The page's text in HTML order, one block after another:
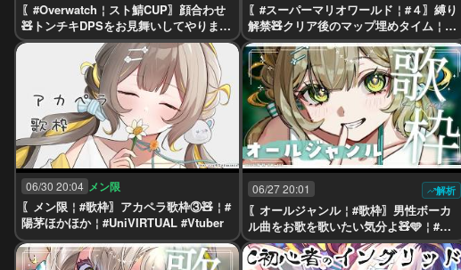
〖#Overwatch￤スト鯖CUP〗顔合わせ
🧸トンチキDPSをお見舞いしてやります
よ ￤#陽茅ほかほか￤#UniVIRTUAL #Vt
〖#スーパーマリオワールド￤#４〗縛り
解禁🧸クリア後のマップ埋めタイム￤#
陽茅ほかほか￤#UniVIRTUAL #vtuberin
donesia
06/30 20:04 メン限
〖メン限￤#歌枠〗アカペラ歌枠③🧸￤#
陽茅ほかほか￤#UniVIRTUAL #Vtuber
06/27 20:01 解析
〖オールジャンル￤#歌枠〗男性ボーカ
ル曲をお歌を歌いたい気分よ🧸🩵￤#陽
茅ほかほか￤#UniVIRTUAL #Vtuber